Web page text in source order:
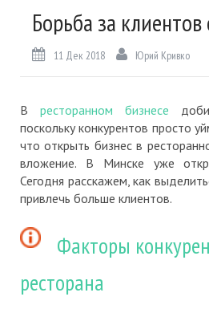
Борьба за
11 Дек 2018 Юрий Кривко
В ресторанном бизнесе
поскольку конкурентов просто
что открыть бизнес в
вложение. В Минске уже
Сегодня расскажем, как
привлечь больше клиентов.
Факторы
ресторана